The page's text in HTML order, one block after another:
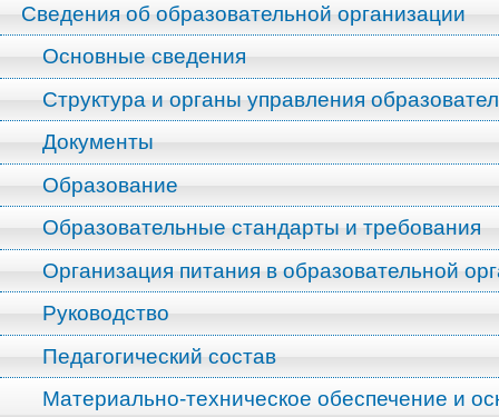
Сведения об образовательной организации
Основные сведения
Структура и органы управления
Документы
Образование
Образовательные стандарты и требования
Организация питания в образовательной
Руководство
Педагогический состав
Материально-техническое обеспечение и